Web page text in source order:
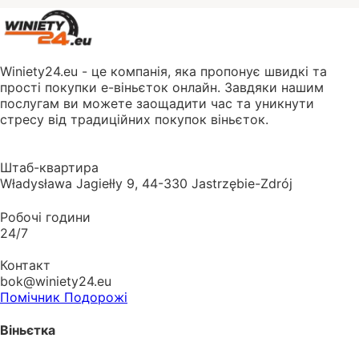
Winiety24.eu - це компанія, яка пропонує швидкі та
прості покупки е-віньєток онлайн. Завдяки нашим
послугам ви можете заощадити час та уникнути
стресу від традиційних покупок віньєток.
Штаб-квартира
Władysława Jagiełły 9, 44-330 Jastrzębie-Zdrój
Робочі години
24/7
Контакт
bok@winiety24.eu
Помічник Подорожі
Віньєтка